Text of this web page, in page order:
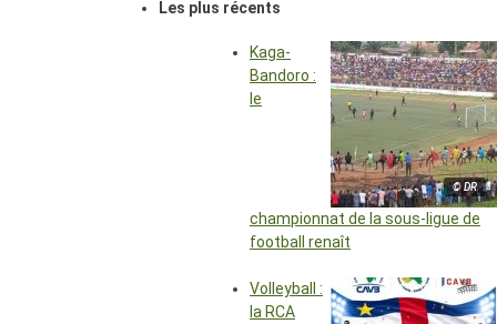
Les plus récents
© DR
Kaga-
Bandoro :
le
championnat de la sous-ligue de
football renaît
Volleyball :
la RCA